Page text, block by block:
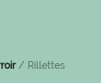
/ Rillettes